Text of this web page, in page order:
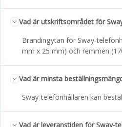
Vad är utskriftsområdet för
Brandingytan för Sway-
mm x 25 mm) och remmen
Vad är minsta
Sway-telefonhållaren kan
Vad är leveranstiden för Sway-